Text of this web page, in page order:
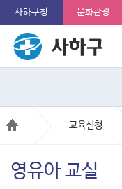
사하구청 문화관광
교육신청
영유아 교실